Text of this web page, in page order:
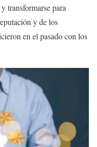
transformarse para
y de los
en el pasado con los